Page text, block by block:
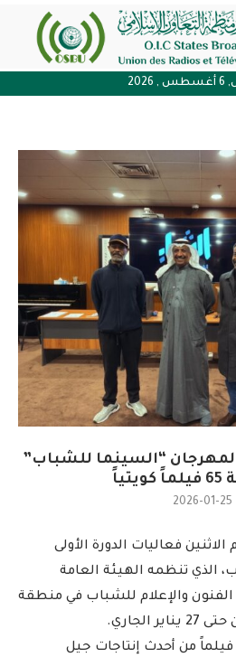
لمهرجان “السينما للشباب”
2026-01-25
فعاليات الدورة الأولى
الذي تنظمه الهيئة العامة
والإعلام للشباب في منطقة
الجاري.
ويشارك في المهرجان 65 فيلماً من أحدث إنتاجات جيل